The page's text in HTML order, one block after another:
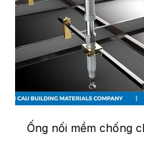
SHAKE
SENATOR
ANTICA
CF SLATE
CF SHAKE
CF SHINGLE
CALIBRE
Ống nối mềm chống